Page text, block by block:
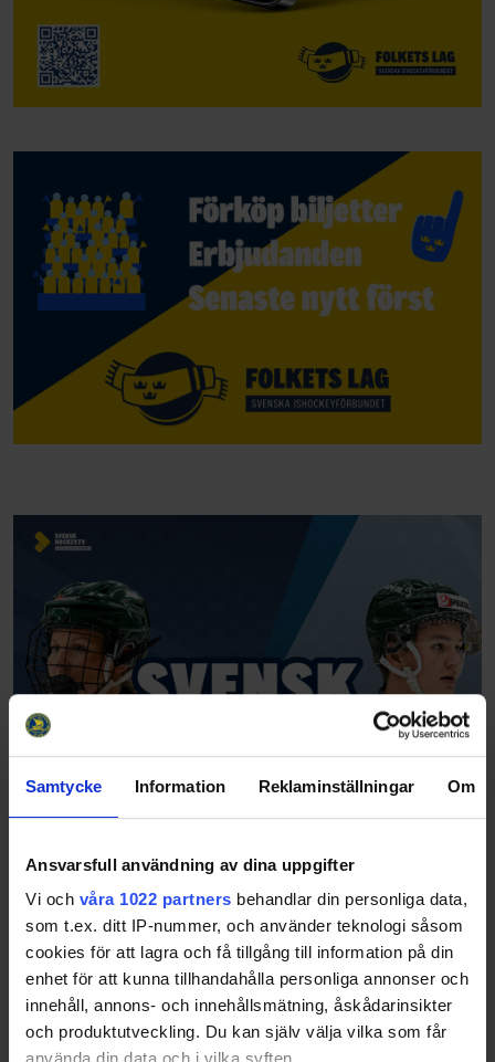
Samtycke Information Reklaminställningar Om
Ansvarsfull användning av dina uppgifter
Vi och våra 1022 partners behandlar din personliga data,
som t.ex. ditt IP-nummer, och använder teknologi såsom
cookies för att lagra och få tillgång till information på din
enhet för att kunna tillhandahålla personliga annonser och
innehåll, annons- och innehållsmätning, åskådarinsikter
och produktutveckling. Du kan själv välja vilka som får